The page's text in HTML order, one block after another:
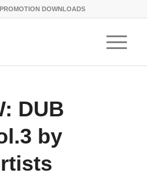
PROMOTION DOWNLOADS
DUB
by